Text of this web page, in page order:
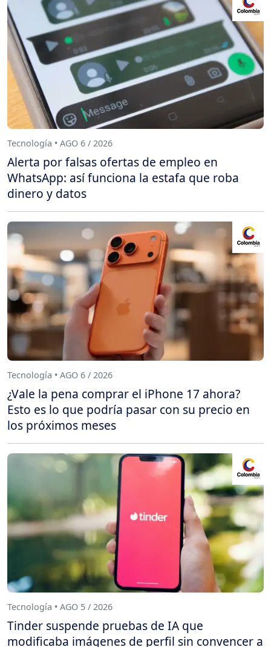
Tecnología • AGO 6 / 2026
Alerta por falsas ofertas de empleo en
WhatsApp: así funciona la estafa que roba
dinero y datos
Tecnología • AGO 6 / 2026
¿Vale la pena comprar el iPhone 17 ahora?
Esto es lo que podría pasar con su precio en
los próximos meses
Tecnología • AGO 5 / 2026
Tinder suspende pruebas de IA que
modificaba imágenes de perfil sin convencer a